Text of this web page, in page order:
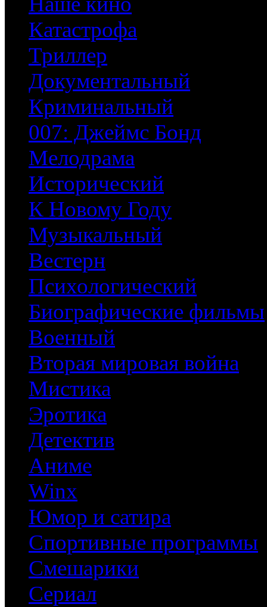
Катастрофа
Триллер
Документальный
Криминальный
007: Джеймс Бонд
Мелодрама
Исторический
К Новому Году
Музыкальный
Вестерн
Психологический
Биографические фильмы
Военный
Вторая мировая война
Мистика
Эротика
Детектив
Аниме
Winx
Юмор и сатира
Спортивные программы
Смешарики
Сериал